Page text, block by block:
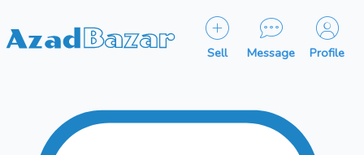
Sell Message Profile